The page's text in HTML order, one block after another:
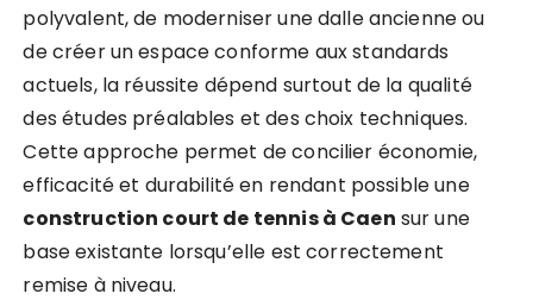
polyvalent, de moderniser une dalle ancienne ou
de créer un espace conforme aux standards
actuels, la réussite dépend surtout de la qualité
des études préalables et des choix techniques.
Cette approche permet de concilier économie,
efficacité et durabilité en rendant possible une
construction court de tennis à Caen sur une
base existante lorsqu’elle est correctement
remise à niveau.